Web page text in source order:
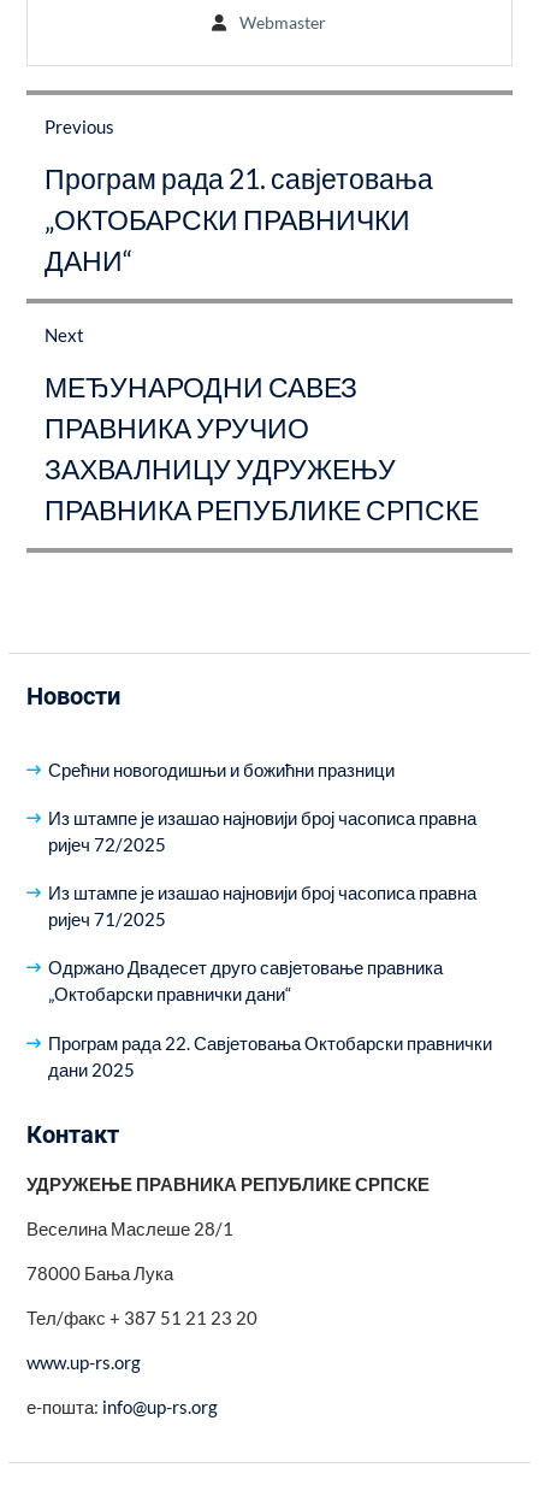
Webmaster
Post
navigation
Previous
post:
Програм рада 21. савјетовања
„ОКТОБАРСКИ ПРАВНИЧКИ
ДАНИ“
Next
post:
МЕЂУНАРОДНИ САВЕЗ
ПРАВНИКА УРУЧИО
ЗАХВАЛНИЦУ УДРУЖЕЊУ
ПРАВНИКА РЕПУБЛИКЕ СРПСКЕ
Новости
Срећни новогодишњи и божићни празници
Из штампе је изашао најновији број часописа правна
ријеч 72/2025
Из штампе је изашао најновији број часописа правна
ријеч 71/2025
Одржано Двадесет друго савјетовање правника
„Октобарски правнички дани“
Програм рада 22. Савјетовања Октобарски правнички
дани 2025
Контакт
УДРУЖЕЊЕ ПРАВНИКА РЕПУБЛИКЕ СРПСКЕ
Веселина Маслеше 28/1
78000 Бања Лука
Тел/факс + 387 51 21 23 20
www.up-rs.org
е-пошта: info@up-rs.org